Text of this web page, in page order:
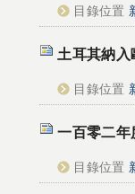
目錄位置
土耳其納
目錄位置
一百零二
目錄位置